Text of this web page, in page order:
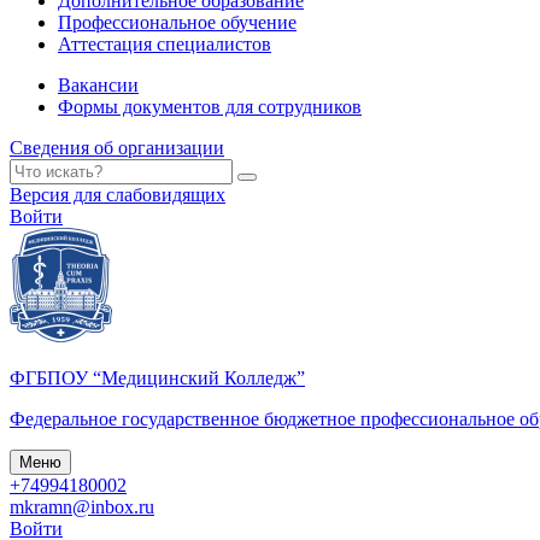
Профессиональное обучение
Аттестация специалистов
Вакансии
Формы документов для сотрудников
Сведения об организации
Версия для слабовидящих
Войти
ФГБПОУ “Медицинский Колледж”
Федеральное государственное бюджетное профессиональное
Меню
+74994180002
mkramn@inbox.ru
Войти